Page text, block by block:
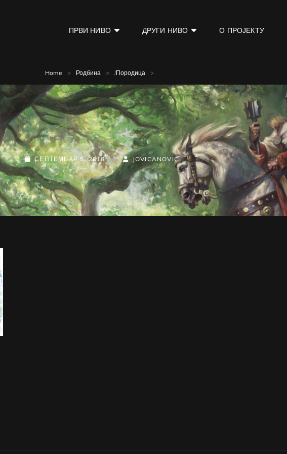
ПРВИ НИВО ДРУГИ НИВО О ПРОЈЕКТУ
Home > Родбина > /Породица >
POSTED-
ON
СЕПТЕМБАР 5, 2018
BY
LINE
BYLINEJOVICANOVIC